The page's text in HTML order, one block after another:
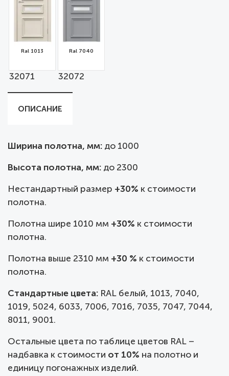
Ral 1013
32071
Ral 7040
32072
ОПИСАНИЕ
Ширина полотна, мм: до 1000
Высота полотна, мм: до 2300
Нестандартный размер +30% к стоимости
полотна.
Полотна шире 1010 мм +30% к стоимости
полотна.
Полотна выше 2310 мм +30 % к стоимости
полотна.
Стандартные цвета: RAL белый, 1013, 7040,
1019, 5024, 6033, 7006, 7016, 7035, 7047, 7044,
8011, 9001.
Остальные цвета по таблице цветов RAL –
надбавка к стоимости от 10% на полотно и
единицу погонажных изделий.